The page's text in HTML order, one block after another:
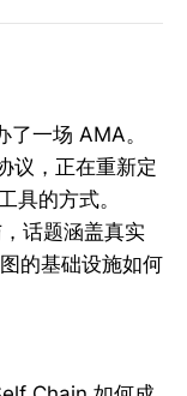
一场 AMA。
议，正在重新定
具的方式。
话题涵盖真实
的基础设施如何